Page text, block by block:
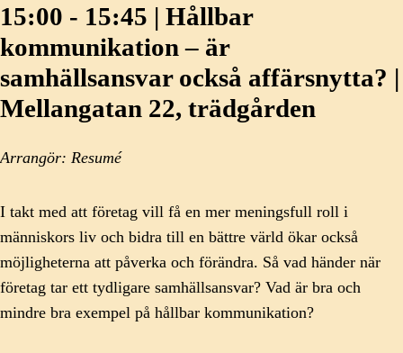
15:00 - 15:45 | Hållbar
kommunikation – är
samhällsansvar också affärsnytta? |
Mellangatan 22, trädgården
Arrangör: Resumé
I takt med att företag vill få en mer meningsfull roll i
människors liv och bidra till en bättre värld ökar också
möjligheterna att påverka och förändra. Så vad händer när
företag tar ett tydligare samhällsansvar? Vad är bra och
mindre bra exempel på hållbar kommunikation?